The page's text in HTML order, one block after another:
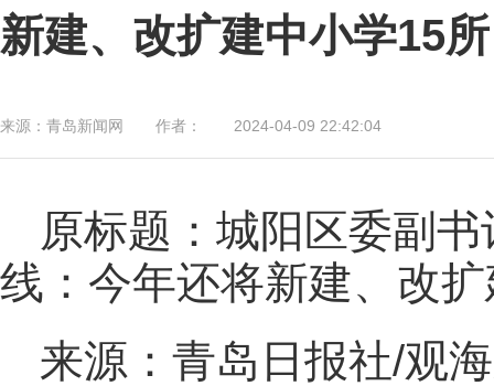
新建、改扩建中小学15所
来源： 青岛新闻网 作者： 2024-04-09 22:42:04
原标题：城阳区委副
线：今年还将新建、改
来源：青岛日报社/观